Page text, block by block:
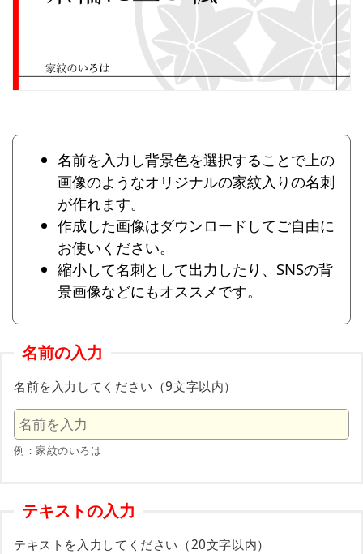
名前を入力し背景色を選択することで上の
画像のようなオリジナルの家紋入りの名刺
が作れます。
作成した画像はダウンロードしてご自由に
お使いください。
縮小して名刺として出力したり、SNSの背
景画像などにもオススメです。
名前の入力
名前を入力してください（9文字以内）
例：家紋のいろは
テキストの入力
テキストを入力してください（20文字以内）